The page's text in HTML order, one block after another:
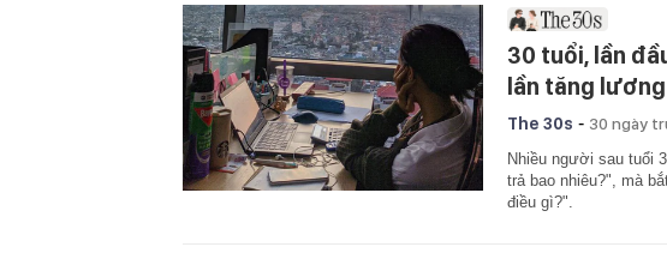
30 tuổi, lần
lần tăng lương
The 30s - 30 ngày
Nhiều người sau tuổi
trả bao nhiêu?", mà
điều gì?".